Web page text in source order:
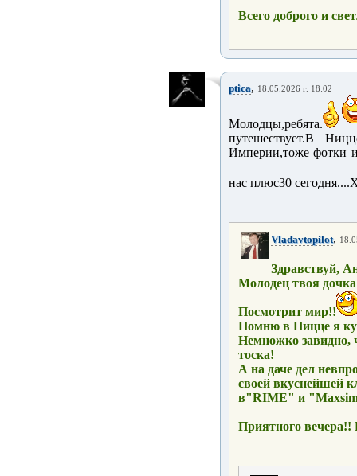
Всего доброго и
ptica, 18.05.2026 г. 18:02
Молодцы,ребята.
путешествует.В
Империи,тоже фотки
нас плюс30
Vladavtopilot,
Здравствуй,
Молодец твоя
Посмотрит мир!!
Помню в Ницце я
Немножко завидно,
тоска!
А на даче дел
своей вкуснейшей
в"RIME" и
Приятного вечера!!